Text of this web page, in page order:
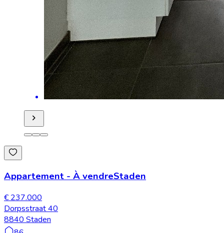
Appartement - À vendreStaden
€ 237.000
Dorpsstraat 40
8840 Staden